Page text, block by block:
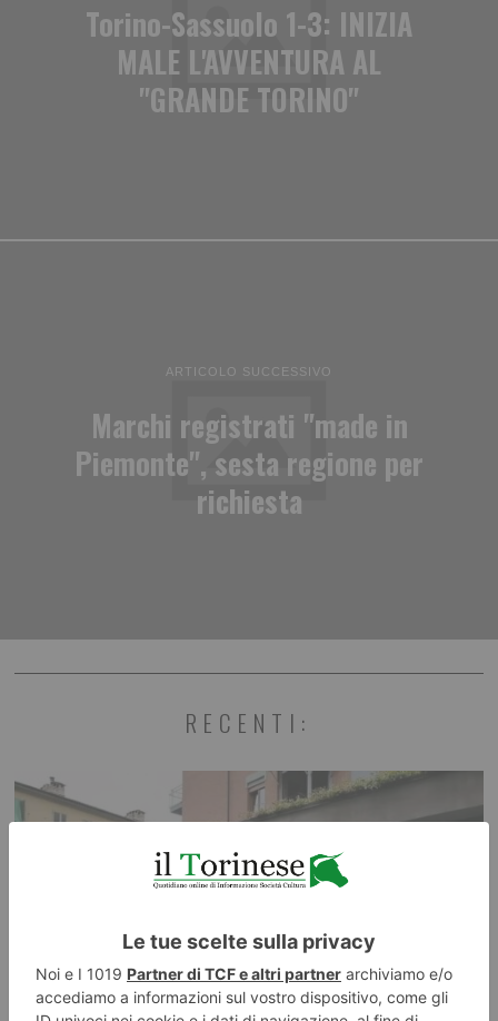
Torino-Sassuolo 1-3: INIZIA
MALE L'AVVENTURA AL
"GRANDE TORINO"
ARTICOLO SUCCESSIVO
Marchi registrati "made in
Piemonte", sesta regione per
richiesta
RECENTI: